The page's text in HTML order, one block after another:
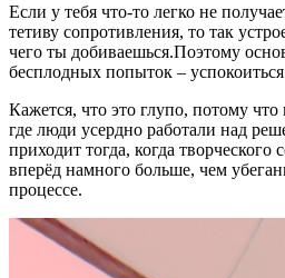
Если у тебя что-то легко не
тетиву сопротивления, то так
чего ты добиваешься.Поэтому
бесплодных попыток – успокоиться
Кажется, что это глупо, потому
где люди усердно работали над
приходит тогда, когда
вперёд намного больше, чем
процессе.